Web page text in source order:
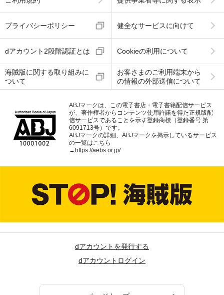
プライバシーポリシー 健全なサービスに向けて
dアカウント2段階認証とは Cookieの利用について
海賊版に関する取り組みに
ついて
お客さまのご利用端末から
の情報の外部送信について
ABJマークは、この電子書店・電子書籍配信サービス
が、著作権者からコンテンツ使用許諾を得た正規版配
信サービスであることを示す登録商標（登録番号 第
6091713号）です。
ABJマークの詳細、ABJマークを掲示しているサービス
の一覧はこちら
→ https://aebs.or.jp/
dアカウントを発行する
dアカウントログイン